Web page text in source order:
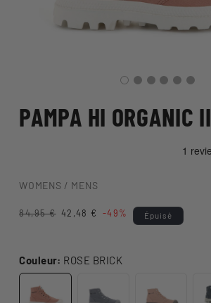
PAMPA HI ORGANIC II
WOMENS / MENS
Prix
84,95 € Prix
42,48 € -49% Épuisé
Couleur: ROSE BRICK